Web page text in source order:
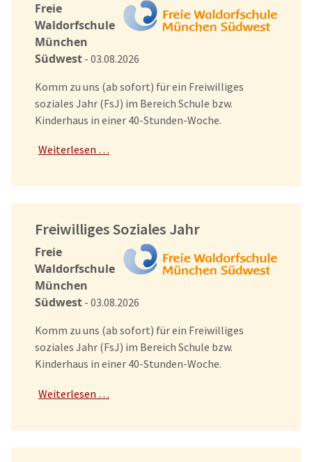
Freie
Waldorfschule
München
Südwest - 03.08.2026
Komm zu uns (ab sofort) für ein Freiwilliges
soziales Jahr (FsJ) im Bereich Schule bzw.
Kinderhaus in einer 40-Stunden-Woche.
Weiterlesen …
Freiwilliges Soziales Jahr
Freie
Waldorfschule
München
Südwest - 03.08.2026
Komm zu uns (ab sofort) für ein Freiwilliges
soziales Jahr (FsJ) im Bereich Schule bzw.
Kinderhaus in einer 40-Stunden-Woche.
Weiterlesen …